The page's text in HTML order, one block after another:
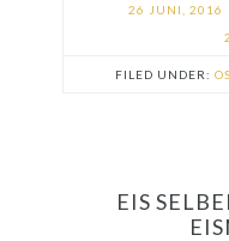
26 JUNI, 2016
FILED UNDER:
EIS